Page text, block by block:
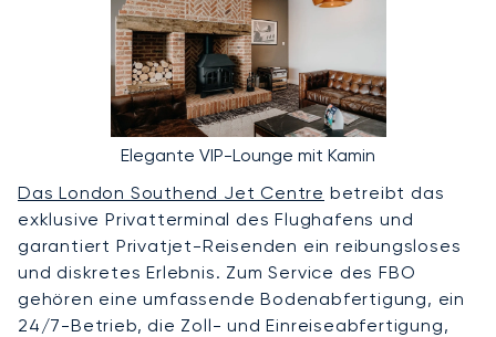
Elegante VIP-Lounge mit Kamin
Das London Southend Jet Centre betreibt das
exklusive Privatterminal des Flughafens und
garantiert Privatjet-Reisenden ein reibungsloses
und diskretes Erlebnis. Zum Service des FBO
gehören eine umfassende Bodenabfertigung, ein
24/7-Betrieb, die Zoll- und Einreiseabfertigung,